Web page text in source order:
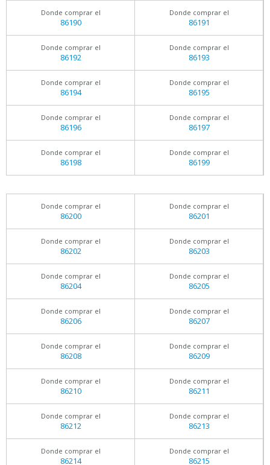
Donde comprar el
86190
Donde comprar el
86191
Donde comprar el
86192
Donde comprar el
86193
Donde comprar el
86194
Donde comprar el
86195
Donde comprar el
86196
Donde comprar el
86197
Donde comprar el
86198
Donde comprar el
86199
Donde comprar el
86200
Donde comprar el
86201
Donde comprar el
86202
Donde comprar el
86203
Donde comprar el
86204
Donde comprar el
86205
Donde comprar el
86206
Donde comprar el
86207
Donde comprar el
86208
Donde comprar el
86209
Donde comprar el
86210
Donde comprar el
86211
Donde comprar el
86212
Donde comprar el
86213
Donde comprar el
86214
Donde comprar el
86215